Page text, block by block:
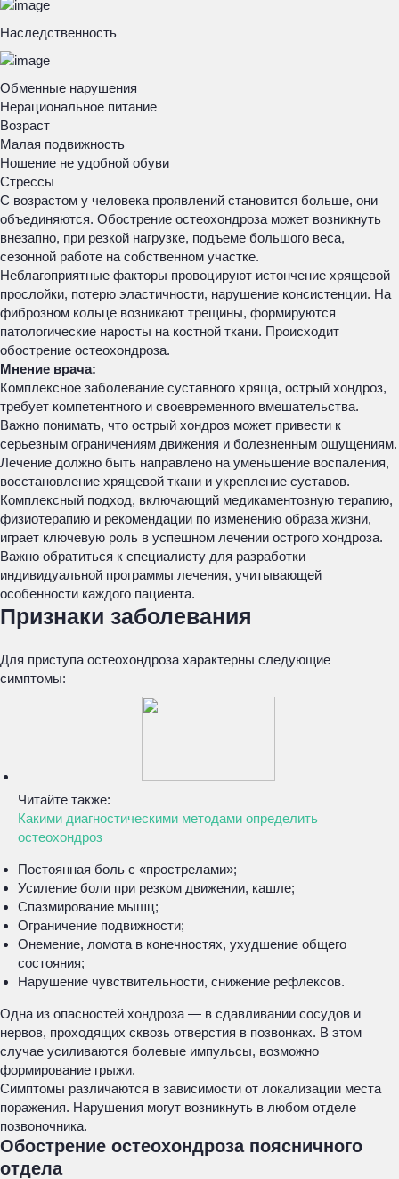
Наследственность
Обменные нарушения
Нерациональное питание
Возраст
Малая подвижность
Ношение не удобной обуви
Стрессы
С возрастом у человека проявлений становится больше, они
объединяются. Обострение остеохондроза может возникнуть
внезапно, при резкой нагрузке, подъеме большого веса,
сезонной работе на собственном участке.
Неблагоприятные факторы провоцируют истончение хрящевой
прослойки, потерю эластичности, нарушение консистенции. На
фиброзном кольце возникают трещины, формируются
патологические наросты на костной ткани. Происходит
обострение остеохондроза.
Мнение врача:
Комплексное заболевание суставного хряща, острый хондроз,
требует компетентного и своевременного вмешательства.
Важно понимать, что острый хондроз может привести к
серьезным ограничениям движения и болезненным ощущениям.
Лечение должно быть направлено на уменьшение воспаления,
восстановление хрящевой ткани и укрепление суставов.
Комплексный подход, включающий медикаментозную терапию,
физиотерапию и рекомендации по изменению образа жизни,
играет ключевую роль в успешном лечении острого хондроза.
Важно обратиться к специалисту для разработки
индивидуальной программы лечения, учитывающей
особенности каждого пациента.
Признаки заболевания
Для приступа остеохондроза характерны следующие
симптомы:
Читайте также:
Какими диагностическими методами определить
остеохондроз
Постоянная боль с «прострелами»;
Усиление боли при резком движении, кашле;
Спазмирование мышц;
Ограничение подвижности;
Онемение, ломота в конечностях, ухудшение общего
состояния;
Нарушение чувствительности, снижение рефлексов.
Одна из опасностей хондроза — в сдавливании сосудов и
нервов, проходящих сквозь отверстия в позвонках. В этом
случае усиливаются болевые импульсы, возможно
формирование грыжи.
Симптомы различаются в зависимости от локализации места
поражения. Нарушения могут возникнуть в любом отделе
позвоночника.
Обострение остеохондроза поясничного
отдела